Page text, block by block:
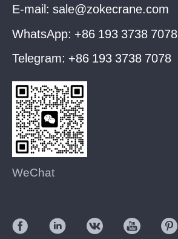
E-mail: sale@zokecrane.com
WhatsApp: +86 193 3738 7078
Telegram: +86 193 3738 7078
WeChat